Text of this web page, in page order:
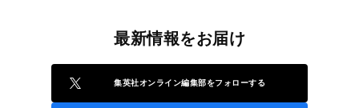
最新情報をお届け
集英社オンライン編集部をフォローする